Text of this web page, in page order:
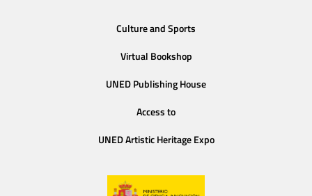
Culture and Sports
Virtual Bookshop
UNED Publishing House
Access to
UNED Artistic Heritage Expo